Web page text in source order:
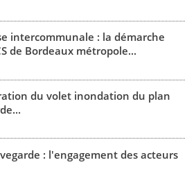
intercommunale : la démarche
de Bordeaux métropole...
du volet inondation du plan
: l'engagement des acteurs